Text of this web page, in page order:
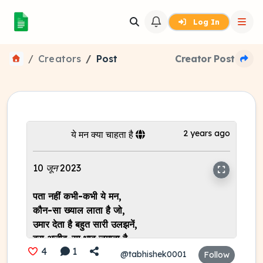
Log In
Creators Post Creator Post
2 years ago
ये मन क्या चाहता है
10 जून 2023
पता नहीं कभी-कभी ये मन,
कौन-सा ख्याल लाता है जो,
उमार देता है बहुत सारी उलझनें,
बरा अजीब-सा भाव जगाता है,
कर देता है बेचैन ये मन,
@tabhishek0001 Follow
4 1